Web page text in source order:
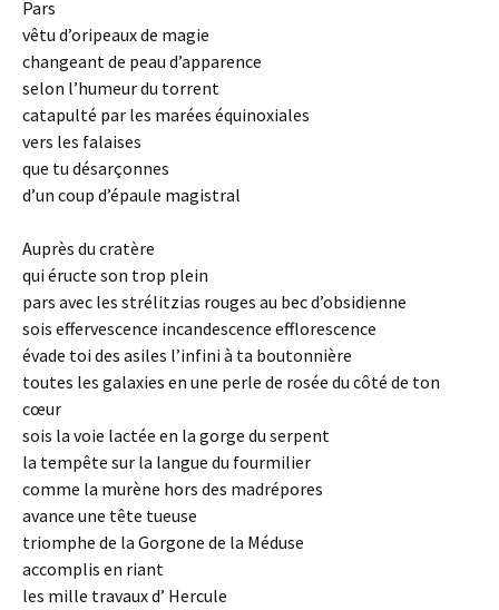
Pars
vêtu d’oripeaux de magie
changeant de peau d’apparence
selon l’humeur du torrent
catapulté par les marées équinoxiales
vers les falaises
que tu désarçonnes
d’un coup d’épaule magistral
Auprès du cratère
qui éructe son trop plein
pars avec les strélitzias rouges au bec d’obsidienne
sois effervescence incandescence efflorescence
évade toi des asiles l’infini à ta boutonnière
toutes les galaxies en une perle de rosée du côté de ton
cœur
sois la voie lactée en la gorge du serpent
la tempête sur la langue du fourmilier
comme la murène hors des madrépores
avance une tête tueuse
triomphe de la Gorgone de la Méduse
accomplis en riant
les mille travaux d’ Hercule